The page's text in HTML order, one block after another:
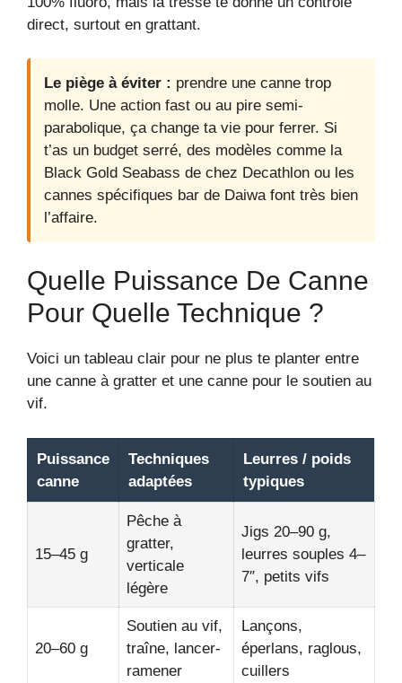
direct, surtout en grattant.
Le piège à éviter : prendre une canne trop
molle. Une action fast ou au pire semi-
parabolique, ça change ta vie pour ferrer. Si
t’as un budget serré, des modèles comme la
Black Gold Seabass de chez Decathlon ou les
cannes spécifiques bar de Daiwa font très bien
l’affaire.
Quelle Puissance De Canne
Pour Quelle Technique ?
Voici un tableau clair pour ne plus te planter entre
une canne à gratter et une canne pour le soutien au
vif.
Puissance
canne
Techniques
adaptées
Leurres / poids
typiques
15–45 g
Pêche à
gratter,
verticale
légère
Jigs 20–90 g,
leurres souples 4–
7″, petits vifs
20–60 g
Soutien au vif,
traîne, lancer-
ramener
Lançons,
éperlans, raglous,
cuillers